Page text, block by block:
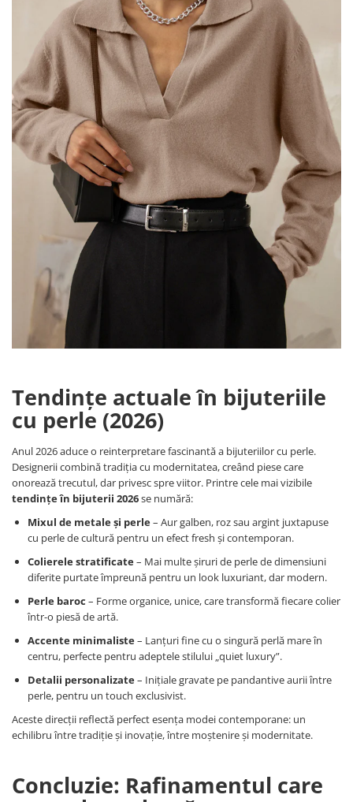
Tendințe actuale în bijuteriile
cu perle (2026)
Anul 2026 aduce o reinterpretare fascinantă a bijuteriilor cu perle.
Designerii combină tradiția cu modernitatea, creând piese care
onorează trecutul, dar privesc spre viitor. Printre cele mai vizibile
tendințe în bijuterii 2026se numără:
Mixul de metale și perle– Aur galben, roz sau argint juxtapuse
cu perle de cultură pentru un efect fresh și contemporan.
Colierele stratificate– Mai multe șiruri de perle de dimensiuni
diferite purtate împreună pentru un look luxuriant, dar modern.
Perle baroc – Forme organice, unice, care transformă fiecare colier
într-o piesă de artă.
Accente minimaliste– Lanțuri fine cu o singură perlă mare în
centru, perfecte pentru adeptele stilului „quiet luxury”.
Detalii personalizate– Inițiale gravate pe pandantive aurii între
perle, pentru un touch exclusivist.
Aceste direcții reflectă perfect esența modei contemporane: un
echilibru între tradiție și inovație, între moștenire și modernitate.
Concluzie: Rafinamentul care